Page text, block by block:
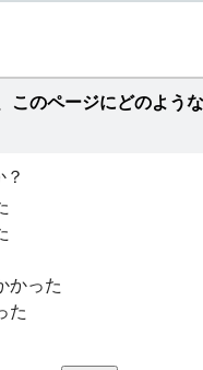
このページにどのよう
かった
た